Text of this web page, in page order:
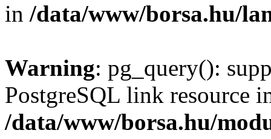
in /data/www/borsa.hu/
Warning: pg_query():
PostgreSQL link resource
/data/www/borsa.hu/